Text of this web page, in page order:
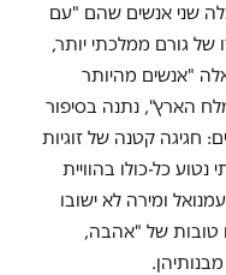
שני אנשים שהם "עם
גורם ממלכתי יותר,
"אנשים מהיותר
הארץ", נתנה בסיפור
חגיגה קטנה של זוגיות
כל-כולו בהוויית
ומירה לא ישובו
טובות של "אהבה,